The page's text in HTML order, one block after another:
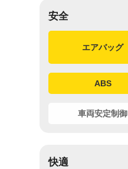
安全
エアバッグ
ABS
車両安定制御
快適